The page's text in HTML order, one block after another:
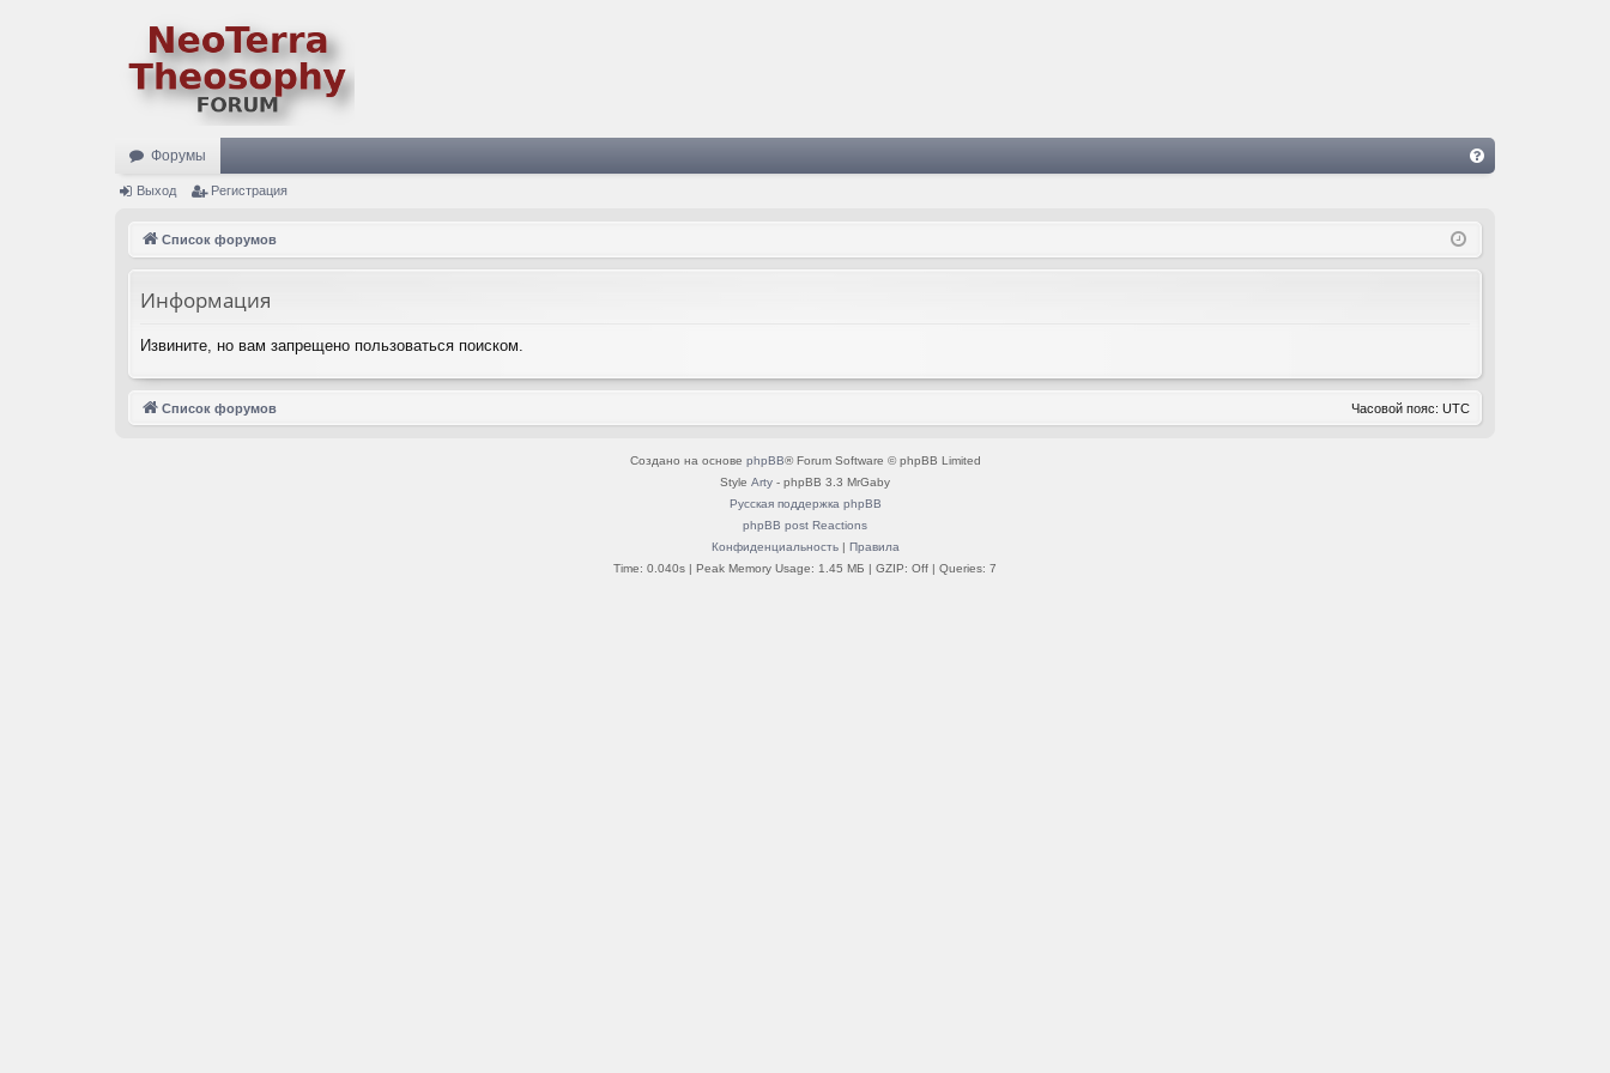
Форумы
Q
Выход Регистрация
Список форумов
Информация
Извините, но вам запрещено пользоваться поиском.
Список форумов Часовой пояс: UTC
Создано на основе phpBB® Forum Software © phpBB Limited
Style Arty - phpBB 3.3 MrGaby
Русская поддержка phpBB
phpBB post Reactions
Конфиденциальность| Правила
Time: 0.040s | Peak Memory Usage: 1.45 МБ | GZIP: Off | Queries: 7